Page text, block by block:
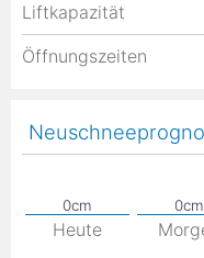
Liftkapazität
Öffnungszeiten
Heute